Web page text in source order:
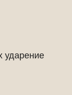
ударение